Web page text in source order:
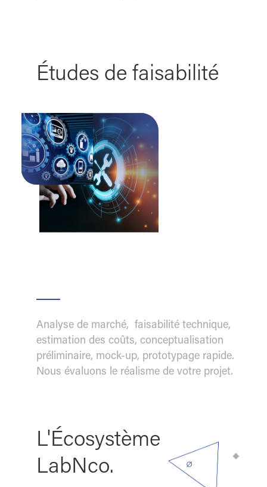
Études de faisabilité
Analyse de marché, faisabilité technique,
estimation des coûts, conceptualisation
préliminaire, mock-up, prototypage rapide.
Nous évaluons le réalisme de votre projet.
L'Écosystème
LabNco.